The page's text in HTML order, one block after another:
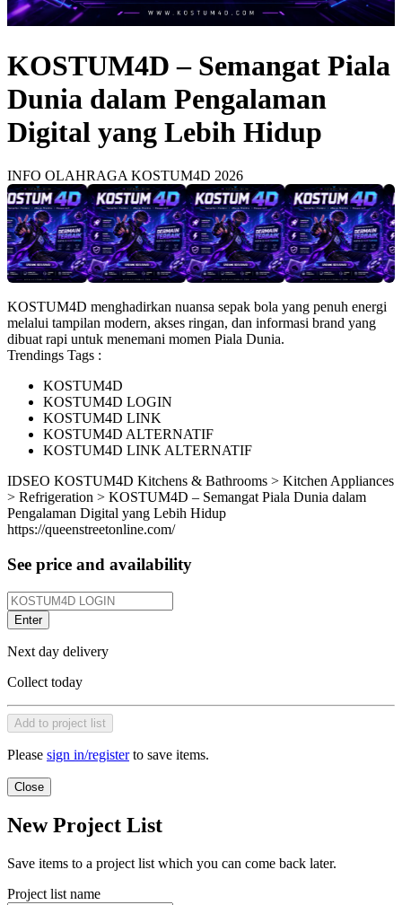
KOSTUM4D – Semangat Piala
Dunia dalam Pengalaman
Digital yang Lebih Hidup
INFO OLAHRAGA KOSTUM4D 2026
KOSTUM4D menghadirkan nuansa sepak bola yang penuh energi
melalui tampilan modern, akses ringan, dan informasi brand yang
dibuat rapi untuk menemani momen Piala Dunia.
Trendings Tags :
KOSTUM4D
KOSTUM4D LOGIN
KOSTUM4D LINK
KOSTUM4D ALTERNATIF
KOSTUM4D LINK ALTERNATIF
IDSEO KOSTUM4D Kitchens & Bathrooms > Kitchen Appliances
> Refrigeration > KOSTUM4D – Semangat Piala Dunia dalam
Pengalaman Digital yang Lebih Hidup
https://queenstreetonline.com/
See price and availability
Enter
Next day delivery
Collect today
Add to project list
Please sign in/registerto save items.
Close
New Project List
Save items to a project list which you can come back later.
Project list name